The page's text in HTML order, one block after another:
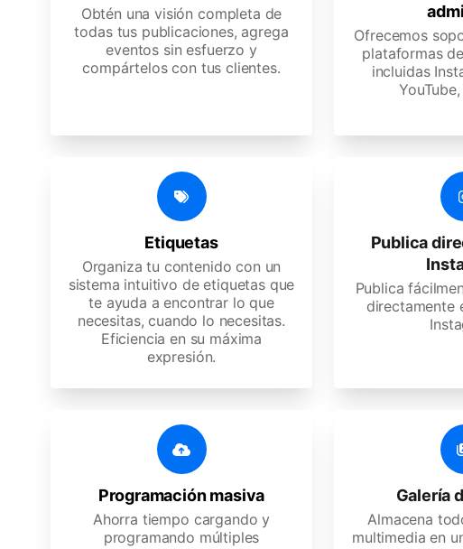
Obtén una visión completa de
todas tus publicaciones, agrega
eventos sin esfuerzo y
compártelos con tus clientes.
Ofrecemos
plataformas
incluidas
Etiquetas
Organiza tu contenido con un
sistema intuitivo de etiquetas que
te ayuda a encontrar lo que
necesitas, cuando lo necesitas.
Eficiencia en su máxima
expresión.
Publica
Publica
directamente
Programación masiva
Ahorra tiempo cargando y
programando múltiples
Galería
Almacena
multimedia en